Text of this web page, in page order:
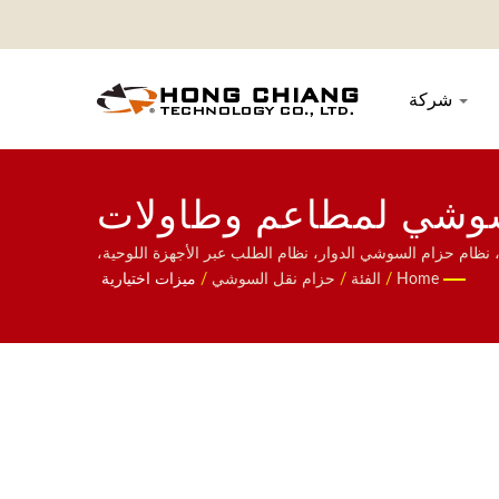
لمطاعم وطاولات
الطعام | هونغ تشيانغ
حزام السوشي الدوار، نظام الطلب عبر الأجهزة اللوحية،
المخصص، والأدوات المنزلية. مرحبًا بكم في الاتصال بنا.
Home
/ الفئة / حزام نقل السوشي / ميزات اختيارية